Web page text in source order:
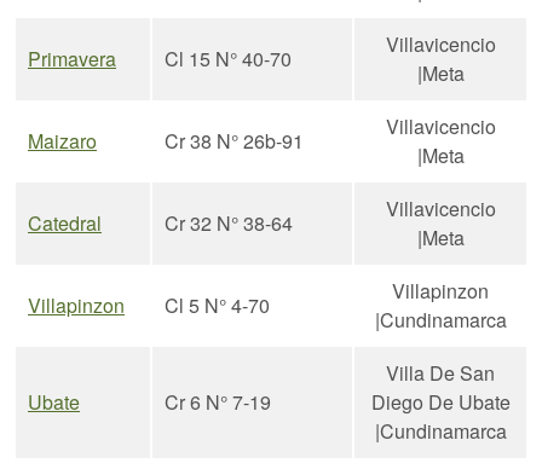
Primavera Cl 15 N° 40-70
Villavicencio
|Meta
Maizaro Cr 38 N° 26b-91
Villavicencio
|Meta
Catedral Cr 32 N° 38-64
Villavicencio
|Meta
Villapinzon Cl 5 N° 4-70
Villapinzon
|Cundinamarca
Ubate Cr 6 N° 7-19
Villa De San
Diego De Ubate
|Cundinamarca